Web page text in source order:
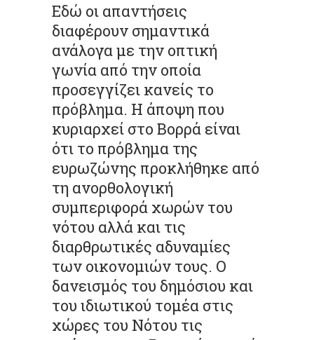
Εδώ οι απαντήσεις
διαφέρουν σημαντικά
ανάλογα με την οπτική
γωνία από την οποία
προσεγγίζει κανείς το
πρόβλημα. Η άποψη που
κυριαρχεί στο Βορρά είναι
ότι το πρόβλημα της
ευρωζώνης προκλήθηκε από
τη ανορθολογική
συμπεριφορά χωρών του
νότου αλλά και τις
διαρθρωτικές αδυναμίες
των οικονομιών τους. Ο
δανεισμός του δημόσιου και
του ιδιωτικού τομέα στις
χώρες του Νότου τις